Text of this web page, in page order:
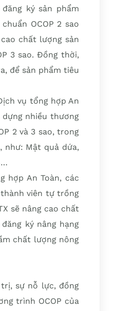
ký sản phẩm
OCOP 2 sao
chất lượng sản
3 sao. Đồng thời,
để sản phẩm tiêu
vụ tổng hợp An
dựng nhiều thương
2 và 3 sao, trong
như: Mật quả dứa,
hợp An Toàn, các
thành viên tự trồng
sẽ nâng cao chất
ký nâng hạng
chất lượng nông
sự nỗ lực, đồng
trình OCOP của